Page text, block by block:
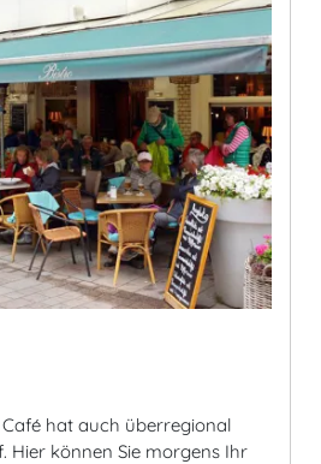
hat auch überregional
Hier können Sie morgens Ihr